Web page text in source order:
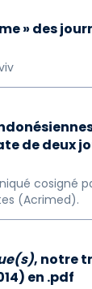
» des
de deux
cosigné
(Acrimed).
, notre
en .pdf